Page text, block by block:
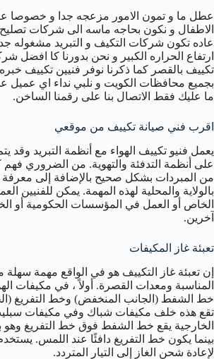
عطل ما و تمون الامور مزعجه جدا و خصوصا
الاطفال و نكون بحاجه ماسه الى شركات تصليح
عاده تكون شركات التكيف و التبريد مشغوله
ارتفاع الحراره الكبير و نحن بدورنا كا افضل
بجميع محافظات الكويت و نلبي نداء اي عميل
ما عليك فقط الاتصال بنا على رقمنا الساخن.
اقرب فني صيانة تكييف من موقعي
يعمل فنيو تكييف الهواء مع أنظمة التبريد وقد
على أنظمة التدفئة والتهوية. من الضروري فهم
من المبردات بشكل صحيح بالإضافة إلى معرفة
بالولاية والمحلية لهذه المهمة. يمكن للفنيين
الخاص أو العمل في المؤسسات الحكومية أو
آخرين.
تعبئة غاز المكيفات
إن تعبئة غاز التكييف هو في الواقع مهمة سهلة
المناسبة ومعدات القصرة. أولاً ، في مكيفات
خط الشفط (الجانب المنخفض) وخط التفريغ
تقع هذه خلف مكيفات شباك وفي مكيفات
الخارجية يقع خط الشفط فوق خط التفريغ وهو
بينما يكون خط التفريغ دافئًا عند اللمس.
لإعادة شحن الغاز إلى التيار المتردد.